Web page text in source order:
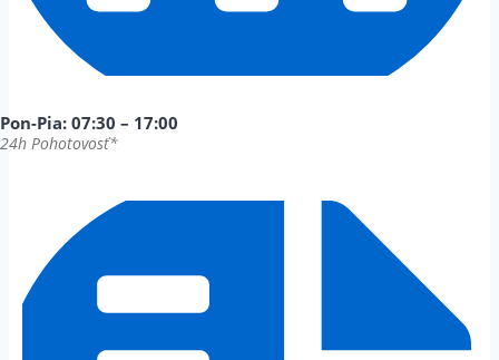
Pon-Pia: 07:30 – 17:00
24h Pohotovosť*